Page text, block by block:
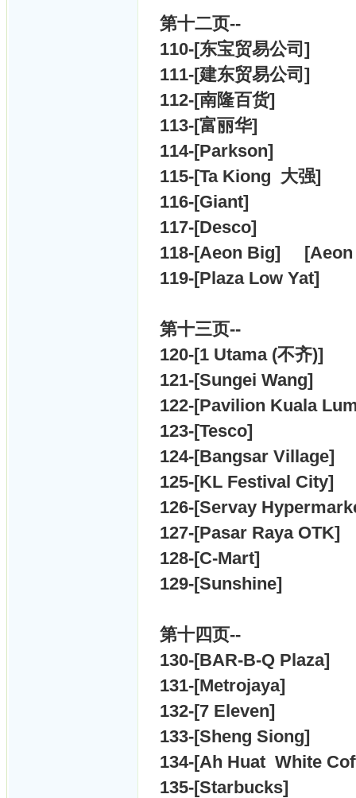
第十二页--
110-[东宝贸易公司]
111-[建东贸易公司]
112-[南隆百货]
113-[富丽华]
114-[Parkson]
115-[Ta Kiong 大强]
116-[Giant]
117-[Desco]
118-[Aeon Big] [
119-[Plaza Low Yat]
第十三页--
120-[1 Utama (不齐)]
121-[Sungei Wang]
122-[Pavilion Kuala
123-[Tesco]
124-[Bangsar Village]
125-[KL Festival City]
126-[Servay
127-[Pasar Raya OTK]
128-[C-Mart]
129-[Sunshine]
第十四页--
130-[BAR-B-Q Plaza]
131-[Metrojaya]
132-[7 Eleven]
133-[Sheng Siong]
134-[Ah Huat White
135-[Starbucks]